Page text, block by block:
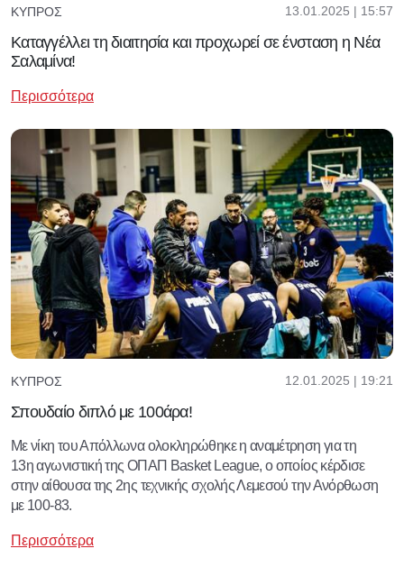
ΚΎΠΡΟΣ 13.01.2025 | 15:57
Καταγγέλλει τη διαιτησία και προχωρεί σε ένσταση η Νέα
Σαλαμίνα!
Περισσότερα
ΚΎΠΡΟΣ 12.01.2025 | 19:21
Σπουδαίο διπλό με 100άρα!
Με νίκη του Απόλλωνα ολοκληρώθηκε η αναμέτρηση για τη
13η αγωνιστική της ΟΠΑΠ Basket League, ο οποίος κέρδισε
στην αίθουσα της 2ης τεχνικής σχολής Λεμεσού την Ανόρθωση
με 100-83.
Περισσότερα